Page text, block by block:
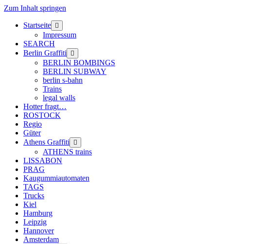
Zum Inhalt springen
Startseite Menü
öffnen
Impressum
SEARCH
Berlin Graffiti
Menü
öffnen
BERLIN BOMBINGS
BERLIN SUBWAY
berlin s-bahn
Trains
legal walls
Hotter fragt…
ROSTOCK
Regio
Güter
Athens Graffiti
Menü
öffnen
ATHENS trains
LISSABON
PRAG
Kaugummiautomaten
TAGS
Trucks
Kiel
Hamburg
Leipzig
Hannover
Amsterdam